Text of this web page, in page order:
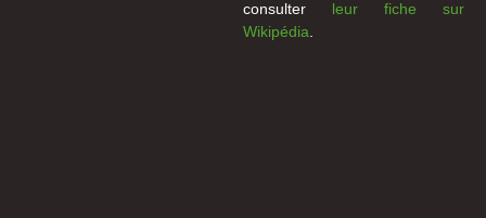
consulter leur fiche sur
Wikipédia.